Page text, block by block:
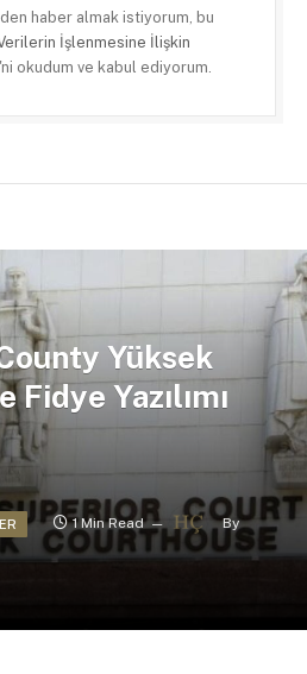
haber almak istiyorum, bu
İşlenmesine İlişkin
'ni okudum ve kabul ediyorum.
Yüksek
Fidye Yazılımı
1 Min Read By